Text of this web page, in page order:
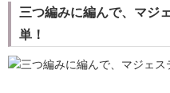
三つ編みに編んで、マジ
単！